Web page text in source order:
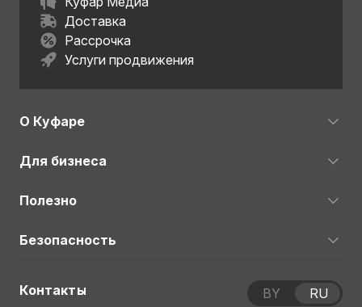
Доставка
Рассрочка
Услуги продвижения
О Куфаре
Для бизнеса
Полезно
Безопасность
Контакты BY RU